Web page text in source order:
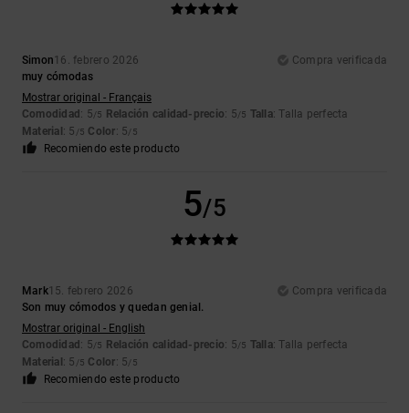
Simon16. febrero 2026
Compra verificada
muy cómodas
Mostrar original - Français
Comodidad : 5/5 Relación calidad-precio: 5/5 Talla: Talla perfecta
Material : 5 /5 Color: 5/5
Recomiendo este producto
5/5
Mark15. febrero 2026
Compra verificada
Son muy cómodos y quedan genial.
Mostrar original - English
Comodidad : 5/5 Relación calidad-precio: 5/5 Talla: Talla perfecta
Material : 5 /5 Color: 5/5
Recomiendo este producto